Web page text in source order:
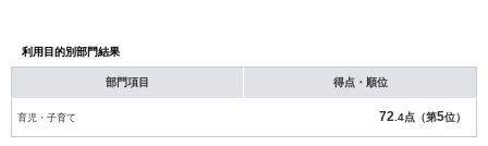
利用目的別部門結果
部門項目 得点・順位
育児・子育て 72 .4点（第5位）